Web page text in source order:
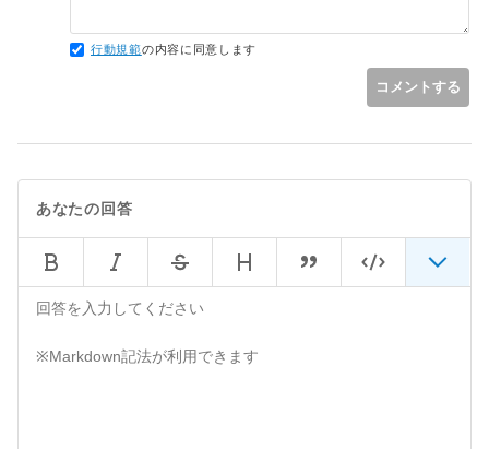
行動規範の内容に同意します
コメントする
あなたの回答